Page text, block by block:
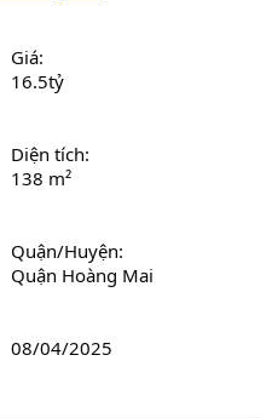
Giá:
16.5tỷ
Diện tích:
138 m²
Quận/Huyện:
Quận Hoàng Mai
08/04/2025